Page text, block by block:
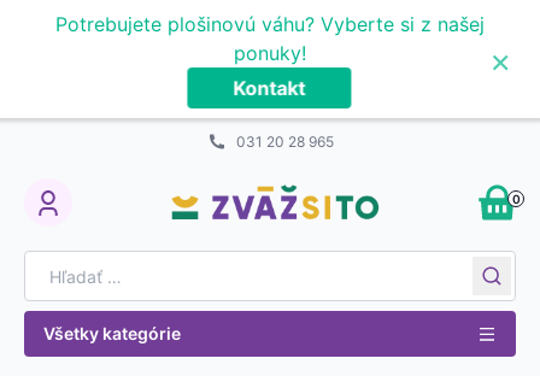
Potrebujete plošinovú váhu? Vyberte si z našej
ponuky!
Kontakt
×
031 20 28 965
My Account
0
Všetky kategórie